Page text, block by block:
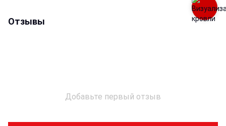
Отзывы
Добавьте первый отзыв